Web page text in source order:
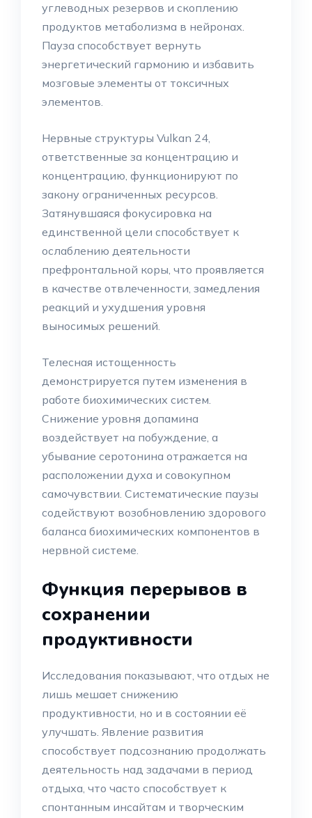
углеводных резервов и скоплению
продуктов метаболизма в нейронах.
Пауза способствует вернуть
энергетический гармонию и избавить
мозговые элементы от токсичных
элементов.
Нервные структуры Vulkan 24,
ответственные за концентрацию и
концентрацию, функционируют по
закону ограниченных ресурсов.
Затянувшаяся фокусировка на
единственной цели способствует к
ослаблению деятельности
префронтальной коры, что проявляется
в качестве отвлеченности, замедления
реакций и ухудшения уровня
выносимых решений.
Телесная истощенность
демонстрируется путем изменения в
работе биохимических систем.
Снижение уровня допамина
воздействует на побуждение, а
убывание серотонина отражается на
расположении духа и совокупном
самочувствии. Систематические паузы
содействуют возобновлению здорового
баланса биохимических компонентов в
нервной системе.
Функция перерывов в
сохранении
продуктивности
Исследования показывают, что отдых не
лишь мешает снижению
продуктивности, но и в состоянии её
улучшать. Явление развития
способствует подсознанию продолжать
деятельность над задачами в период
отдыха, что часто способствует к
спонтанным инсайтам и творческим